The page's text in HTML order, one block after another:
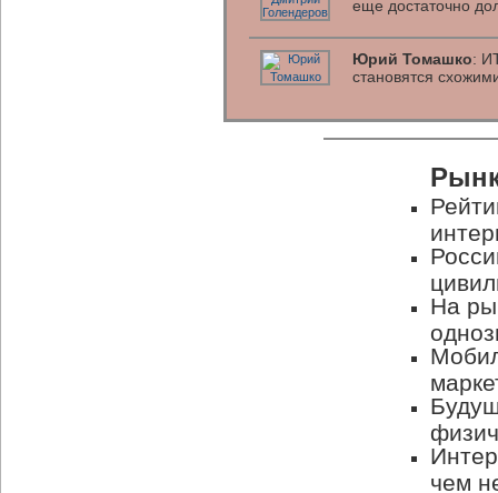
еще достаточно
Юрий Томашко:
становятся
На
чем